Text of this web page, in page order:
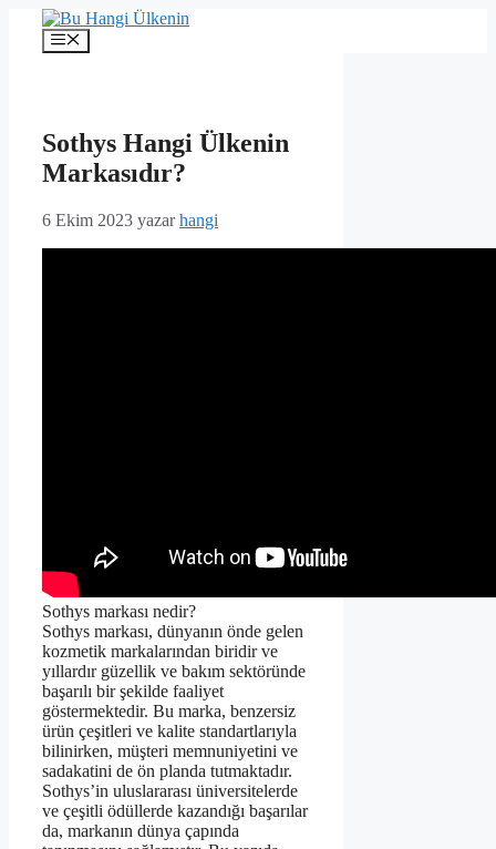
İçeriğe
Menü
Sothys Hangi Ülkenin
Markasıdır?
6 Ekim 2023 yazarhangi
Sothys markası nedir?
Sothys markası, dünyanın önde gelen
kozmetik markalarından biridir ve
yıllardır güzellik ve bakım sektöründe
başarılı bir şekilde faaliyet
göstermektedir. Bu marka, benzersiz
ürün çeşitleri ve kalite standartlarıyla
bilinirken, müşteri memnuniyetini ve
sadakatini de ön planda tutmaktadır.
Sothys’in uluslararası üniversitelerde
ve çeşitli ödüllerde kazandığı başarılar
da, markanın dünya çapında